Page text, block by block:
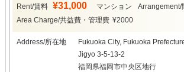
Rent/賃料 ¥31,000 マンション Arrangement/
Area Charge/共益費・管理費 ¥2000
Address/所在地
Fukuoka City, Fukuoka
Jigyo 3-5-13-2
福岡県福岡市中央区地行